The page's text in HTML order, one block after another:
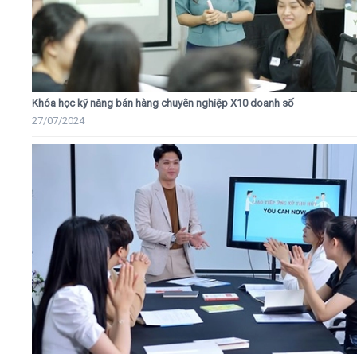
Khóa học kỹ năng bán hàng chuyên nghiệp X10 doanh số
27/07/2024